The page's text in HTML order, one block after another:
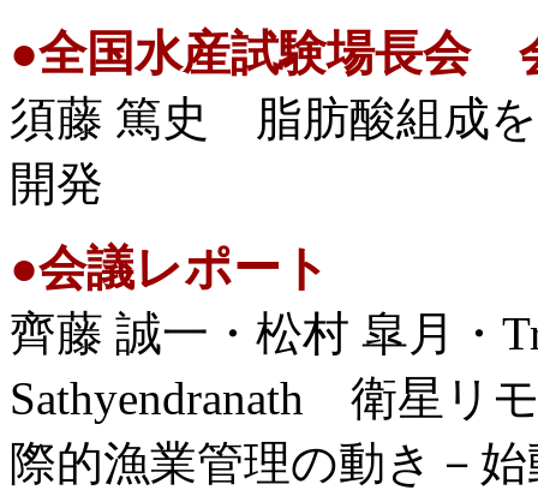
●全国水産試験場長会
須藤 篤史 脂肪酸組成
開発
●会議レポート
齊藤 誠一・松村 皐月・
Sathyendranath 衛星リ
際的漁業管理の動き－